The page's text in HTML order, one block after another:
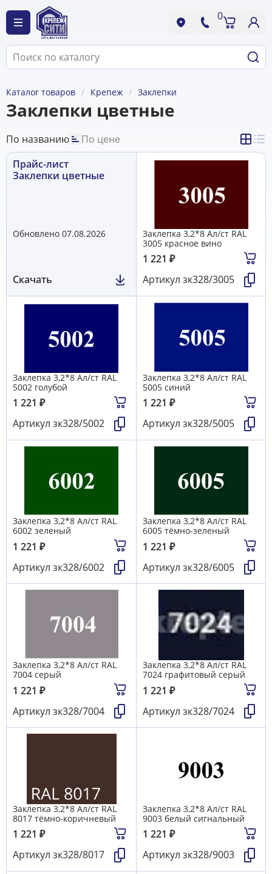
0
Каталог товаров Крепеж Заклепки
Заклепки цветные
По названию
По цене
Прайс-лист
Заклепки цветные
Обновлено 07.08.2026
Скачать
Заклепка 3,2*8 Ал/ст RAL
3005 красное вино
1 221 ₽
Артикул зк328/3005
Заклепка 3,2*8 Ал/ст RAL
5002 голубой
1 221 ₽
Артикул зк328/5002
Заклепка 3,2*8 Ал/ст RAL
5005 синий
1 221 ₽
Артикул зк328/5005
Заклепка 3,2*8 Ал/ст RAL
6002 зеленый
1 221 ₽
Артикул зк328/6002
Заклепка 3,2*8 Ал/ст RAL
6005 тёмно-зеленый
1 221 ₽
Артикул зк328/6005
Заклепка 3,2*8 Ал/ст RAL
7004 серый
1 221 ₽
Артикул зк328/7004
Заклепка 3,2*8 Ал/ст RAL
7024 графитовый серый
1 221 ₽
Артикул зк328/7024
Заклепка 3,2*8 Ал/ст RAL
8017 тёмно-коричневый
1 221 ₽
Артикул зк328/8017
Заклепка 3,2*8 Ал/ст RAL
9003 белый сигнальный
1 221 ₽
Артикул зк328/9003